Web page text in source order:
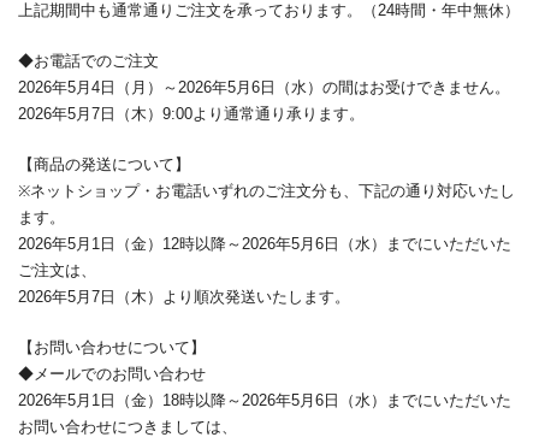
上記期間中も通常通りご注文を承っております。（ 24時間・年中無休）
◆お電話でのご注文
2026年5 月 4 日（月）～ 2026年5 月 6 日（水）の間はお受けできません。
2026年5 月 7 日（木） 9:00より通常通り承ります。
【商品の発送について】
※ネットショップ・お電話いずれのご注文分も、下記の通り対応いたし
ます。
2026年5 月 1 日（金） 12時以降～ 2026年5 月 6 日（水）までにいただいた
ご注文は、
2026年5 月 7 日（木）より順次発送いたします。
【お問い合わせについて】
◆ メールでのお問い合わせ
2026年5 月 1 日（金） 18時以降～ 2026年5 月 6 日（水）までにいただいた
お問い合わせにつきましては、